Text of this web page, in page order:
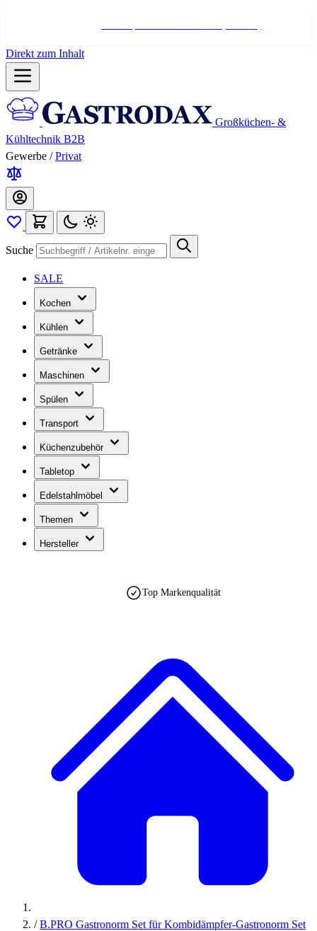
Direkt zum Inhalt
Großküchen- &
Kühltechnik B2B
Gewerbe / Privat
Suche
SALE
Kochen
Kühlen
Getränke
Maschinen
Spülen
Transport
Küchenzubehör
Tabletop
Edelstahlmöbel
Themen
Hersteller
Top Markenqualität
/ B.PRO Gastronorm Set für Kombidämpfer-Gastronorm Set